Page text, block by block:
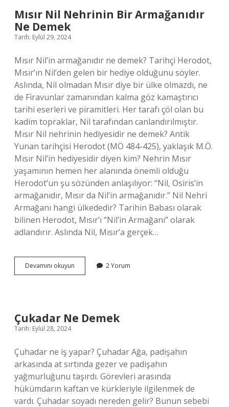
Mısır Nil Nehrinin Bir Armağanıdır
Ne Demek
Tarih: Eylül 29, 2024
Mısır Nil’in armağanıdır ne demek? Tarihçi Herodot,
Mısır’ın Nil’den gelen bir hediye olduğunu söyler.
Aslında, Nil olmadan Mısır diye bir ülke olmazdı, ne
de Firavunlar zamanından kalma göz kamaştırıcı
tarihi eserleri ve piramitleri. Her tarafı çöl olan bu
kadim topraklar, Nil tarafından canlandırılmıştır.
Mısır Nil nehrinin hediyesidir ne demek? Antik
Yunan tarihçisi Herodot (MÖ 484-425), yaklaşık M.Ö.
Mısır Nil’in hediyesidir diyen kim? Nehrin Mısır
yaşamının hemen her alanında önemli olduğu
Herodot’un şu sözünden anlaşılıyor: “Nil, Osiris’in
armağanıdır, Mısır da Nil’in armağanıdır.” Nil Nehri
Armağanı hangi ülkededir? Tarihin Babası olarak
bilinen Herodot, Mısır’ı “Nil’in Armağanı” olarak
adlandırır. Aslında Nil, Mısır’a gerçek…
Devamını okuyun
Nil
Demek
2 Yorum
Çukadar Ne Demek
Tarih: Eylül 28, 2024
Çuhadar ne iş yapar? Çuhadar Ağa, padişahın
arkasında at sırtında gezer ve padişahın
yağmurluğunu taşırdı. Görevleri arasında
hükümdarın kaftan ve kürkleriyle ilgilenmek de
vardı. Çuhadar soyadı nereden gelir? Bunun sebebi